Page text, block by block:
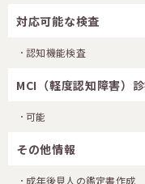
対応可能な検査
認知機能検査
MCI（軽度認知障害）
可能
その他情報
成年後見人の鑑定書作成